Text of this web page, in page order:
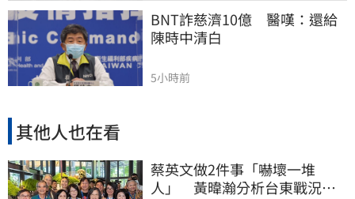
BNT詐慈濟10億　醫嘆：還給
陳時中清白
5小時前
其他人也在看
蔡英文做2件事「嚇壞一堆
人」 黃暐瀚分析台東戰況：